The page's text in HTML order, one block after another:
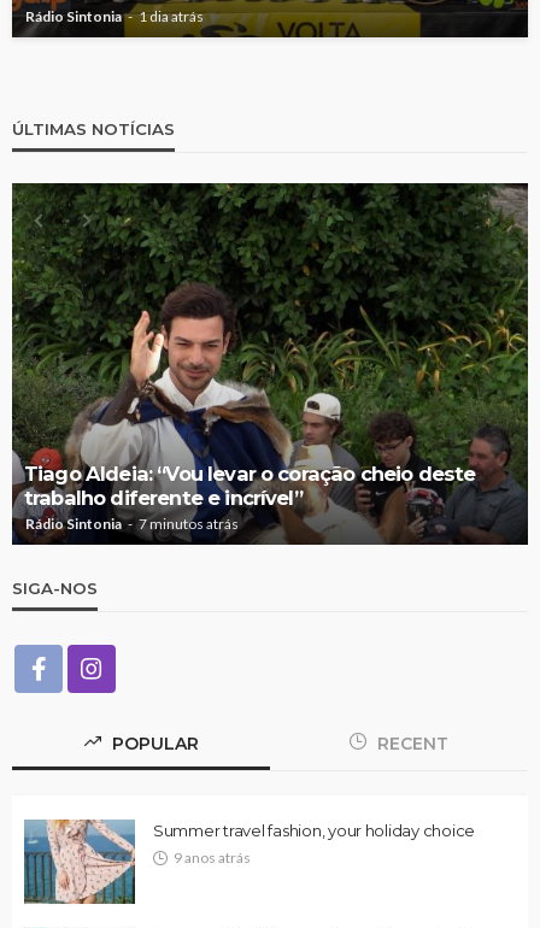
Rádio Sintonia 1 dia atrás
ÚLTIMAS NOTÍCIAS
Tiago Aldeia: “Vou levar o coração cheio deste
trabalho diferente e incrível”
Rádio Sintonia 7 minutos atrás
SIGA-NOS
POPULAR RECENT
Summer travel fashion, your holiday choice
9 anos atrás